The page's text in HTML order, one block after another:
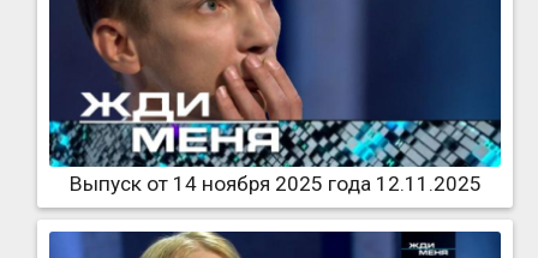
Выпуск от 14 ноября 2025 года 12.11.2025